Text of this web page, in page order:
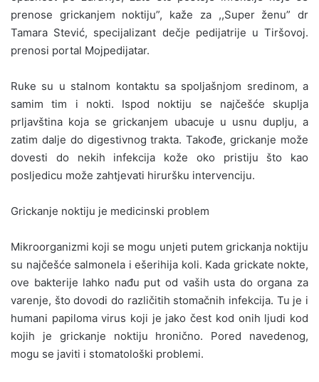
prenose grickanjem noktiju”, kaže za ,,Super ženu” dr
Tamara Stević, specijalizant dečje pedijatrije u Tiršovoj.
prenosi portal Mojpedijatar.
Ruke su u stalnom kontaktu sa spoljašnjom sredinom, a
samim tim i nokti. Ispod noktiju se najčešće skuplja
prljavština koja se grickanjem ubacuje u usnu duplju, a
zatim dalje do digestivnog trakta. Takođe, grickanje može
dovesti do nekih infekcija kože oko pristiju što kao
posljedicu može zahtjevati hiruršku intervenciju.
Grickanje noktiju je medicinski problem
Mikroorganizmi koji se mogu unjeti putem grickanja noktiju
su najčešće salmonela i ešerihija koli. Kada grickate nokte,
ove bakterije lahko nađu put od vaših usta do organa za
varenje, što dovodi do različitih stomačnih infekcija. Tu je i
humani papiloma virus koji je jako čest kod onih ljudi kod
kojih je grickanje noktiju hronično. Pored navedenog,
mogu se javiti i stomatološki problemi.